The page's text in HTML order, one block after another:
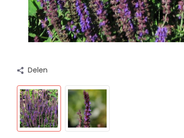
Delen